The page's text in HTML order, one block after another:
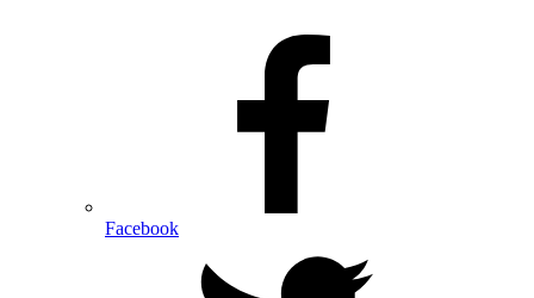
Facebook